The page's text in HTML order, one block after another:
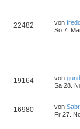
22482 von
So 7.
19164 von
Sa 28.
16980 von
Fr 27.